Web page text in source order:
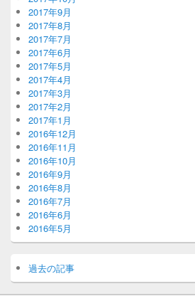
2017年9月
2017年8月
2017年7月
2017年6月
2017年5月
2017年4月
2017年3月
2017年2月
2017年1月
2016年12月
2016年11月
2016年10月
2016年9月
2016年8月
2016年7月
2016年6月
2016年5月
過去の記事